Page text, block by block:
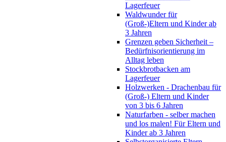
Lagerfeuer
Waldwunder für
(Groß-)Eltern und Kinder ab
3 Jahren
Grenzen geben Sicherheit –
Bedürfnisorientierung im
Alltag leben
Stockbrotbacken am
Lagerfeuer
Holzwerken - Drachenbau für
(Groß-) Eltern und Kinder
von 3 bis 6 Jahren
Naturfarben - selber machen
und los malen! Für Eltern und
Kinder ab 3 Jahren